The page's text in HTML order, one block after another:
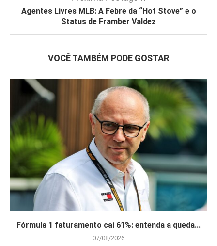
Agentes Livres MLB: A Febre da “Hot Stove” e o
Status de Framber Valdez
VOCÊ TAMBÉM PODE GOSTAR
Fórmula 1 faturamento cai 61%: entenda a queda...
07/08/2026